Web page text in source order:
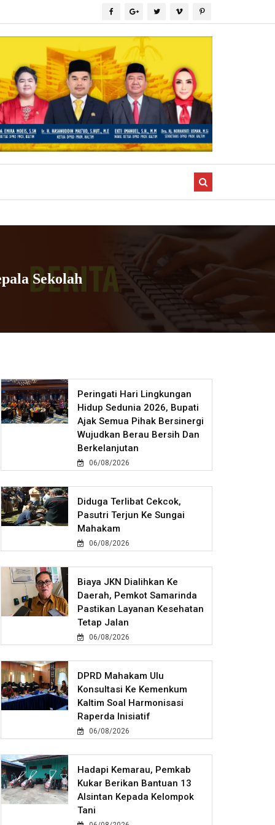
Sekolah
Peringati Hari Lingkungan
Hidup Sedunia 2026, Bupati
Ajak Semua Pihak Bersinergi
Wujudkan Berau Bersih Dan
Berkelanjutan
06/08/2026
Diduga Terlibat Cekcok,
Pasutri Terjun Ke Sungai
Mahakam
06/08/2026
Biaya JKN Dialihkan Ke
Daerah, Pemkot Samarinda
Pastikan Layanan Kesehatan
Tetap Jalan
06/08/2026
DPRD Mahakam Ulu
Konsultasi Ke Kemenkum
Kaltim Soal Harmonisasi
Raperda Inisiatif
06/08/2026
Hadapi Kemarau, Pemkab
Kukar Berikan Bantuan 13
Alsintan Kepada Kelompok
Tani